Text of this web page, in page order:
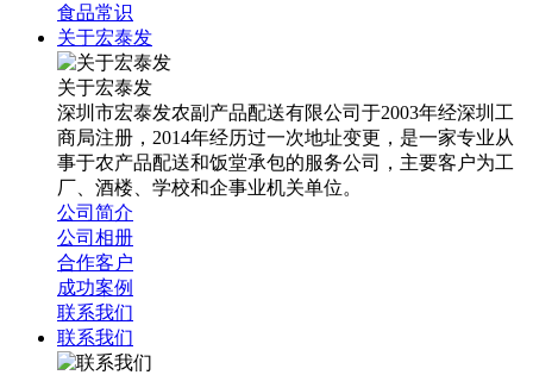
食品常识
关于宏泰发
关于宏泰发
深圳市宏泰发农副产品配送有限公司于2003年经深圳工
商局注册，2014年经历过一次地址变更，是一家专业从
事于农产品配送和饭堂承包的服务公司，主要客户为工
厂、酒楼、学校和企事业机关单位。
公司简介
公司相册
合作客户
成功案例
联系我们
联系我们